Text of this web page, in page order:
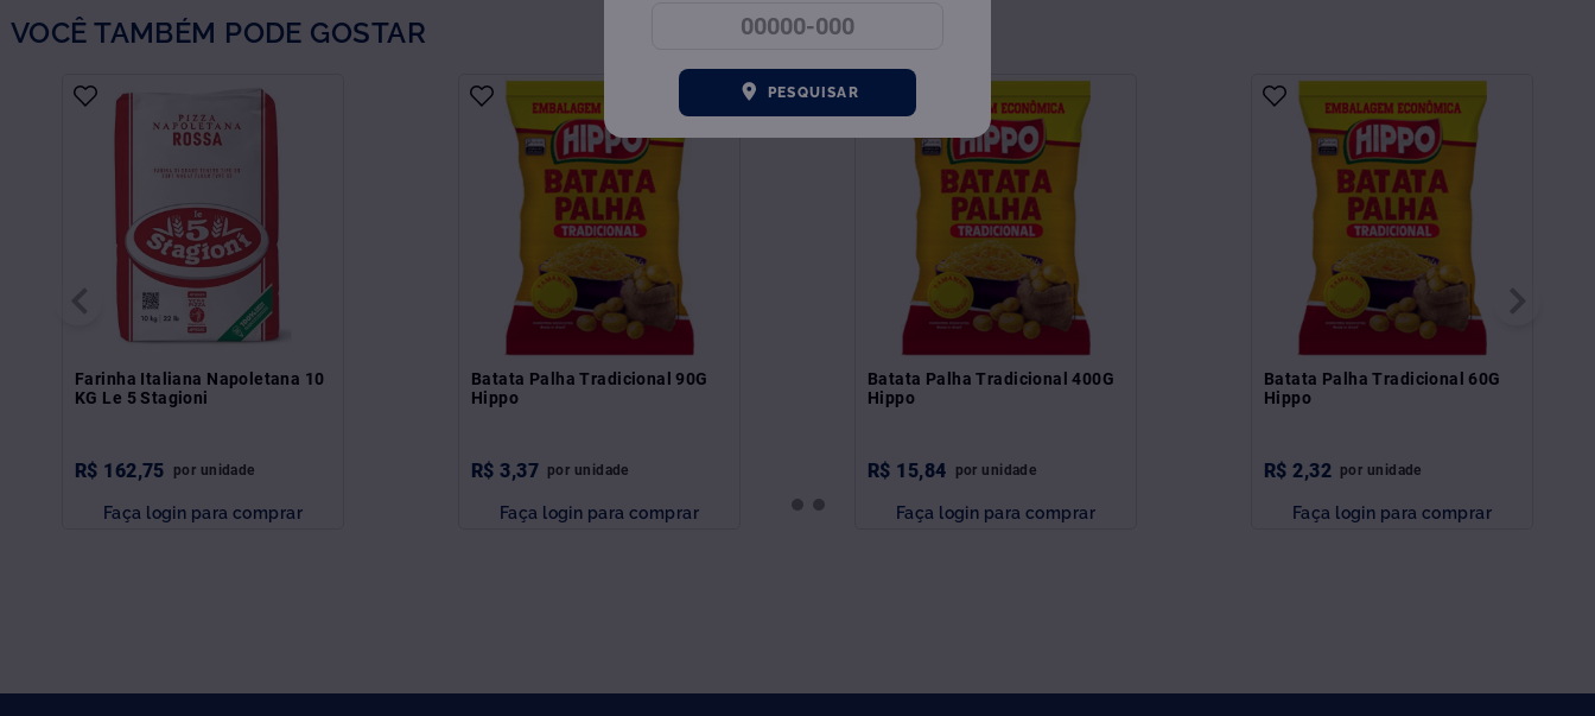
PESQUISAR
VOCÊ TAMBÉM PODE GOSTAR
Farinha Italiana Napoletana 10
KG Le 5 Stagioni
R$ 162,75 por unidade
Faça login para comprar
Batata Palha Tradicional 90G
Hippo
R$ 3,37 por unidade
Faça login para comprar
Batata Palha Tradicional 400G
Hippo
R$ 15,84 por unidade
Faça login para comprar
Batata Palha Tradicional 60G
Hippo
R$ 2,32 por unidade
Faça login para comprar